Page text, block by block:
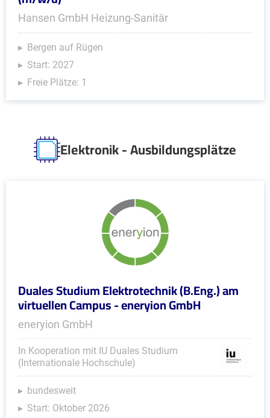
Hansen GmbH Heizung-Sanitär
Bergen auf Rügen
Start: 2027
Freie Plätze: 1
Elektronik - Ausbildungsplätze
Duales Studium Elektrotechnik (B.Eng.) am
virtuellen Campus - eneryion GmbH
eneryion GmbH
In Kooperation mit IU Duales Studium
(Internationale Hochschule)
bundesweit
Start: Oktober 2026